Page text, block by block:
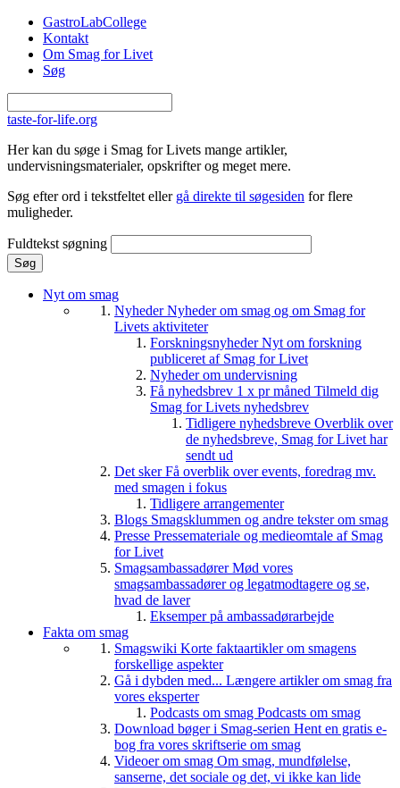
Gå til hovedindhold
GastroLabCollege
Kontakt
Om Smag for Livet
Søg
taste-for-life.org
Her kan du søge i Smag for Livets mange artikler,
undervisningsmaterialer, opskrifter og meget mere.
Søg efter ord i tekstfeltet eller gå direkte til søgesiden for flere
muligheder.
Fuldtekst søgning
Nyt om smag
NyhederNyheder om smag og om Smag for
Livets aktiviteter
ForskningsnyhederNyt om forskning
publiceret af Smag for Livet
Nyheder om undervisning
Få nyhedsbrev 1 x pr måned Tilmeld dig
Smag for Livets nyhedsbrev
Tidligere nyhedsbreve Overblik over
de nyhedsbreve, Smag for Livet har
sendt ud
Det skerFå overblik over events, foredrag mv.
med smagen i fokus
Tidligere arrangementer
Blogs Smagsklummen og andre tekster om smag
Presse Pressemateriale og medieomtale af Smag
for Livet
SmagsambassadørerMød vores
smagsambassadører og legatmodtagere og se,
hvad de laver
Eksemper på ambassadørarbejde
Fakta om smag
Smagswiki Korte faktaartikler om smagens
forskellige aspekter
Gå i dybden med... Længere artikler om smag fra
vores eksperter
Podcasts om smag Podcasts om smag
Download bøger i Smag-serien Hent en gratis e-
bog fra vores skriftserie om smag
Videoer om smag Om smag, mundfølelse,
sanserne, det sociale og det, vi ikke kan lide